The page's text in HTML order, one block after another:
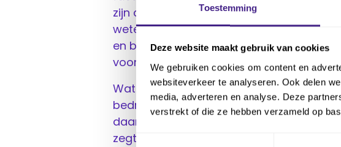
Toestemming
Deze website maakt gebruik van cookies
We gebruiken cookies om content en
websiteverkeer te analyseren. Ook delen
media, adverteren en analyse. Deze
verstrekt of die ze hebben verzameld op
Toestemmingsselectie
zijn daarom nu zelf verantwoordelijk voor
weten precies wat er speelt bij een klant
en beter factureren. Dat scheelt ons als
voorkomt fouten.”
Waterland werkt met allerlei
bedragen, voorschotten, uurtarieven of
daarvan. “De meeste pakketten kunnen
zegt Toni. “Fortes doet dat wel, dat gaf de